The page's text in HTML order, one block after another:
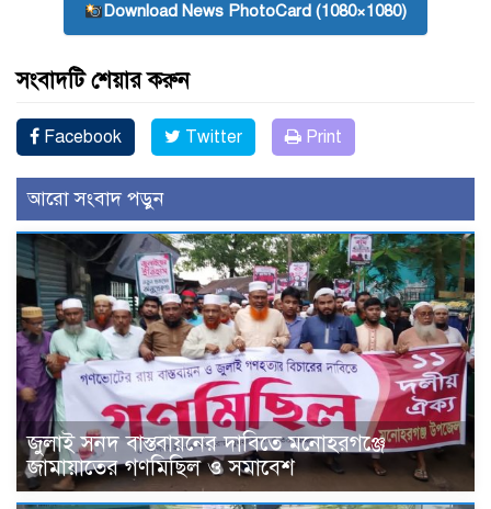
Download News PhotoCard (1080×1080)
সংবাদটি শেয়ার করুন
Facebook Twitter Print
আরো সংবাদ পড়ুন
জুলাই সনদ বাস্তবায়নের দাবিতে মনোহরগঞ্জে
জামায়াতের গণমিছিল ও সমাবেশ